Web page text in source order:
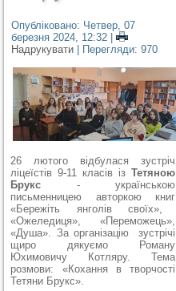
Опубліковано: Четвер, 07
березня 2024, 12:32 |
Надрукувати
| Перегляди: 970
26 лютого відбулася зустріч
ліцеїстів 9-11 класів із Тетяною
Брукс - українською
письменницею авторкою книг
«Бережіть янголів своїх»,
«Ожеледиця», «Переможець»,
«Душа». За організацію зустрічі
щиро дякуємо Роману
Юхимовичу Котляру. Тема
розмови: «Кохання в творчості
Тетяни Брукс».